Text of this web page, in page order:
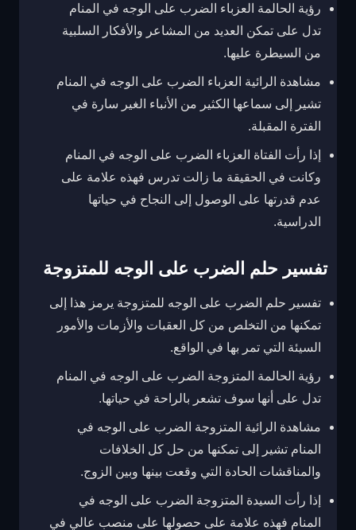
رؤية الحالمة العزباء الضرب على الوجه في المنام
تدل على تمكن العديد من المشاعر والأفكار السلبية
من السيطرة عليها.
مشاهدة الرائية العزباء الضرب على الوجه في المنام
تشير إلى سماعها الكثير من الأنباء الغير سارة في
الفترة المقبلة.
إذا رأت الفتاة العزباء الضرب على الوجه في المنام
وكانت في الحقيقة ما زالت تدرس فهذه علامة على
عدم قدرتها على الوصول إلى النجاح في حياتها
الدراسية.
تفسير حلم الضرب على الوجه للمتزوجة
تفسير حلم الضرب على الوجه للمتزوجة يرمز هذا إلى
تمكنها من التخلص من كل العقبات والأزمات والأمور
السيئة التي تمر بها في الواقع.
رؤية الحالمة المتزوجة الضرب على الوجه في المنام
تدل على أنها سوف تشعر بالراحة في حياتها.
مشاهدة الرائية المتزوجة الضرب على الوجه في
المنام تشير إلى تمكنها من حل كل الخلافات
والمناقشات الحادة التي وقعت بينها وبين الزوج.
إذا رأت السيدة المتزوجة الضرب على الوجه في
المنام فهذه علامة على حصولها على منصب عالي في